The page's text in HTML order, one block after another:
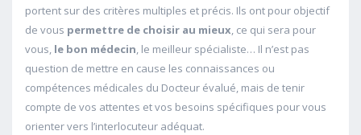
portent sur des critères multiples et précis. Ils ont pour objectif
de vous permettre de choisir au mieux, ce qui sera pour
vous, le bon médecin, le meilleur spécialiste… Il n’est pas
question de mettre en cause les connaissances ou
compétences médicales du Docteur évalué, mais de tenir
compte de vos attentes et vos besoins spécifiques pour vous
orienter vers l’interlocuteur adéquat.